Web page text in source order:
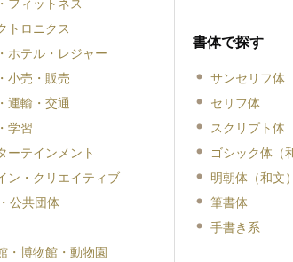
トロニクス
ホテル・レジャー
小売・販売
運輸・交通
学習
ーテインメント
ン・クリエイティブ
公共団体
・博物館・動物園
書体で探す
サンセリフ体
セリフ体
スクリプト体
ゴシック体（
明朝体（和文）
筆書体
手書き系